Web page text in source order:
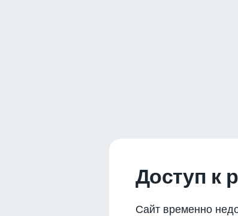
Доступ к
Сайт временно